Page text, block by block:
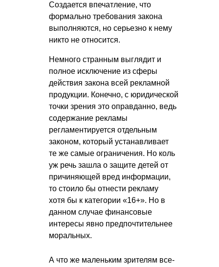
Создается впечатление, что
формально требования закона
выполняются, но серьезно к нему
никто не относится.
Немного странным выглядит и
полное исключение из сферы
действия закона всей рекламной
продукции. Конечно, с юридической
точки зрения это оправданно, ведь
содержание рекламы
регламентируется отдельным
законом, который устанавливает
те же самые ограничения. Но коль
уж речь зашла о защите детей от
причиняющей вред информации,
то стоило бы отнести рекламу
хотя бы к категории «16+». Но в
данном случае финансовые
интересы явно предпочтительнее
моральных.
А что же маленьким зрителям все-